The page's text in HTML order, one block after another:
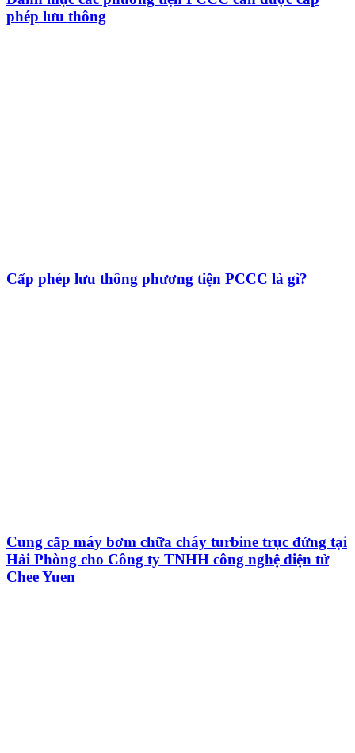
phép lưu thông
Cấp phép lưu thông phương tiện PCCC là gì?
Cung cấp máy bơm chữa cháy turbine trục đứng tại
Hải Phòng cho Công ty TNHH công nghệ điện tử
Chee Yuen